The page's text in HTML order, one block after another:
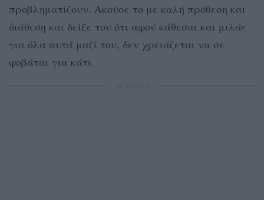
προβληματίζουν. Ακούσε το με καλή πρόθεση και
διάθεση και δείξε του ότι αφού κάθεσαι και μιλάς
για όλα αυτά μαζί του, δεν χρειάζεται να σε
φοβάται για κάτι.